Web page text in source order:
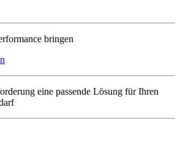
bringen
eine passende Lösung für Ihren